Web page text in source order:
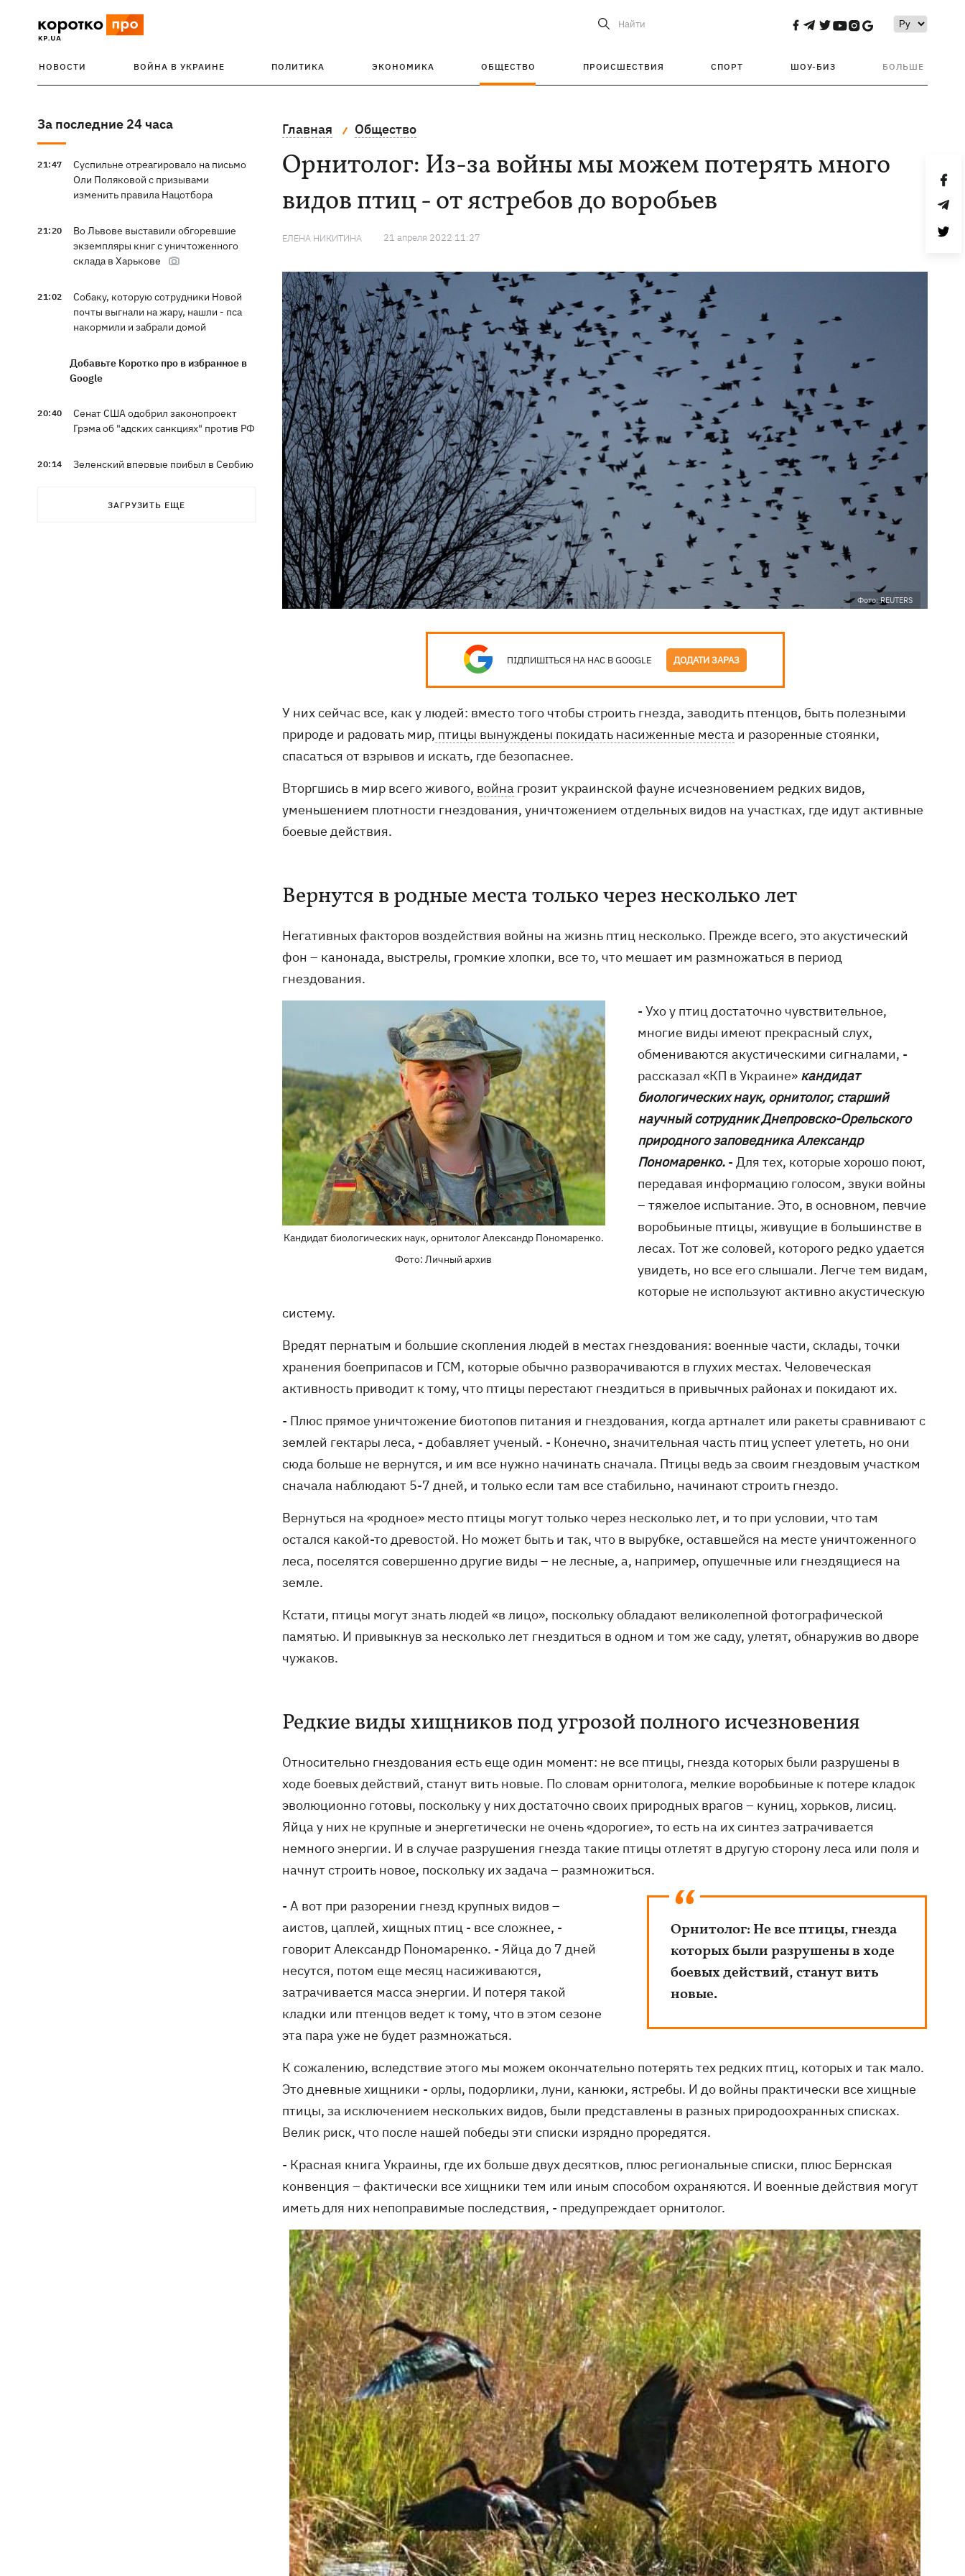
Найти
НОВОСТИ ВОЙНА В УКРАИНЕ ПОЛИТИКА ЭКОНОМИКА ОБЩЕСТВО ПРОИСШЕСТВИЯ СПОРТ ШОУ-БИЗ БОЛЬШЕ
За последние 24 часа
21:47
Суспильне отреагировало на письмо
Оли Поляковой с призывами
изменить правила Нацотбора
21:20
Во Львове выставили обгоревшие
экземпляры книг с уничтоженного
склада в Харькове
21:02
Собаку, которую сотрудники Новой
почты выгнали на жару, нашли - пса
накормили и забрали домой
Добавьте Коротко про в избранное в
Google
20:40
Сенат США одобрил законопроект
Грэма об "адских санкциях" против РФ
20:14
Зеленский впервые прибыл в Сербию
ЗАГРУЗИТЬ ЕЩЕ
Главная Общество
Орнитолог: Из-за войны мы можем потерять много
видов птиц - от ястребов до воробьев
ЕЛЕНА НИКИТИНА 21 апреля 2022 11:27
Фото: REUTERS
ПІДПИШІТЬСЯ НА НАС В GOOGLE ДОДАТИ ЗАРАЗ
У них сейчас все, как у людей: вместо того чтобы строить гнезда, заводить птенцов, быть полезными
природе и радовать мир, птицы вынуждены покидать насиженные места и разоренные стоянки,
спасаться от взрывов и искать, где безопаснее.
Вторгшись в мир всего живого, война грозит украинской фауне исчезновением редких видов,
уменьшением плотности гнездования, уничтожением отдельных видов на участках, где идут активные
боевые действия.
Вернутся в родные места только через несколько лет
Негативных факторов воздействия войны на жизнь птиц несколько. Прежде всего, это акустический
фон – канонада, выстрелы, громкие хлопки, все то, что мешает им размножаться в период
гнездования.
Кандидат биологических наук, орнитолог Александр Пономаренко.
Фото: Личный архив
- Ухо у птиц достаточно чувствительное,
многие виды имеют прекрасный слух,
обмениваются акустическими сигналами, -
рассказал «КП в Украине» кандидат
биологических наук, орнитолог, старший
научный сотрудник Днепровско-Орельского
природного заповедника Александр
Пономаренко.- Для тех, которые хорошо поют,
передавая информацию голосом, звуки войны
– тяжелое испытание. Это, в основном, певчие
воробьиные птицы, живущие в большинстве в
лесах. Тот же соловей, которого редко удается
увидеть, но все его слышали. Легче тем видам,
которые не используют активно акустическую
систему.
Вредят пернатым и большие скопления людей в местах гнездования: военные части, склады, точки
хранения боеприпасов и ГСМ, которые обычно разворачиваются в глухих местах. Человеческая
активность приводит к тому, что птицы перестают гнездиться в привычных районах и покидают их.
- Плюс прямое уничтожение биотопов питания и гнездования, когда артналет или ракеты сравнивают с
землей гектары леса, - добавляет ученый. - Конечно, значительная часть птиц успеет улететь, но они
сюда больше не вернутся, и им все нужно начинать сначала. Птицы ведь за своим гнездовым участком
сначала наблюдают 5-7 дней, и только если там все стабильно, начинают строить гнездо.
Вернуться на «родное» место птицы могут только через несколько лет, и то при условии, что там
остался какой-то древостой. Но может быть и так, что в вырубке, оставшейся на месте уничтоженного
леса, поселятся совершенно другие виды – не лесные, а, например, опушечные или гнездящиеся на
земле.
Кстати, птицы могут знать людей «в лицо», поскольку обладают великолепной фотографической
памятью. И привыкнув за несколько лет гнездиться в одном и том же саду, улетят, обнаружив во дворе
чужаков.
Редкие виды хищников под угрозой полного исчезновения
Относительно гнездования есть еще один момент: не все птицы, гнезда которых были разрушены в
ходе боевых действий, станут вить новые. По словам орнитолога, мелкие воробьиные к потере кладок
эволюционно готовы, поскольку у них достаточно своих природных врагов – куниц, хорьков, лисиц.
Яйца у них не крупные и энергетически не очень «дорогие», то есть на их синтез затрачивается
немного энергии. И в случае разрушения гнезда такие птицы отлетят в другую сторону леса или поля и
начнут строить новое, поскольку их задача – размножиться.
- А вот при разорении гнезд крупных видов –
аистов, цаплей, хищных птиц - все сложнее, -
говорит Александр Пономаренко. - Яйца до 7 дней
несутся, потом еще месяц насиживаются,
затрачивается масса энергии. И потеря такой
кладки или птенцов ведет к тому, что в этом сезоне
эта пара уже не будет размножаться.
Орнитолог: Не все птицы, гнезда
которых были разрушены в ходе
боевых действий, станут вить
новые.
К сожалению, вследствие этого мы можем окончательно потерять тех редких птиц, которых и так мало.
Это дневные хищники - орлы, подорлики, луни, канюки, ястребы. И до войны практически все хищные
птицы, за исключением нескольких видов, были представлены в разных природоохранных списках.
Велик риск, что после нашей победы эти списки изрядно проредятся.
- Красная книга Украины, где их больше двух десятков, плюс региональные списки, плюс Бернская
конвенция – фактически все хищники тем или иным способом охраняются. И военные действия могут
иметь для них непоправимые последствия, - предупреждает орнитолог.